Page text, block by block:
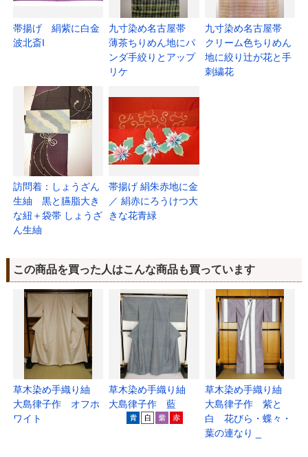
帯揚げ 絹紫に白金
波北斎I
九寸染め名古屋帯
薄茶ちりめん地にパ
ンダ手絞りとアップ
リケ
九寸染め名古屋帯
クリーム色ちりめん
地に絞り辻が花と手
刺繍花
訪問着：しょうざん
生紬 黒と臙脂大き
な紐＋袋帯 しょうざ
ん生紬
帯揚げ 絹朱赤地に金
／ 絹赤にろうけつ大
きな花青緑
この商品を買った人はこんな商品も買っています
草木染め手織り紬
大島律子作 オフホ
ワイト
草木染め手織り紬
大島律子作 藍
草木染め手織り紬
大島律子作 紫と
白 花びら・蝶々・
葉の連なり _